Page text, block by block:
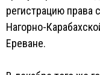
регистрацию права
Нагорно-
Ереване.